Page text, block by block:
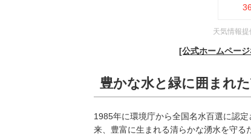
天気情報
[公式ホームペー
豊かな水と緑に囲まれ
1985年に環境庁から全国名水百選に認
来、豊富に生まれる清らかな湧水を守る